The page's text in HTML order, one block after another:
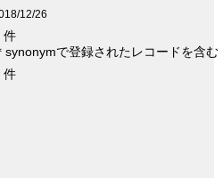
12/26
件
synonymで登録されたレコードを含む
件